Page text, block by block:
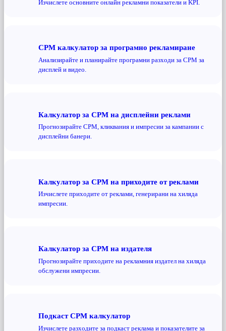
Изчислете основните онлайн рекламни показатели и KPI.
CPM калкулатор за програмно рекламиране
Анализирайте и планирайте програмни разходи за CPM за
дисплей и видео.
Калкулатор за CPM на дисплейни реклами
Прогнозирайте CPM, кликвания и импресии за кампании с
дисплейни банери.
Калкулатор за CPM на приходите от реклами
Изчислете приходите от реклами, генерирани на хиляда
импресии.
Калкулатор за CPM на издателя
Прогнозирайте приходите на рекламния издател на хиляда
обслужени импресии.
Подкаст CPM калкулатор
Изчислете разходите за подкаст реклама и показателите за